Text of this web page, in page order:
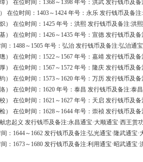
在位时间：1368～1398 年号：洪武 发行钱币及备
位时间：1403～1424 年号：永乐 发行钱币及备注
在位时间：1425 年号：洪熙 发行钱币及备注:洪
在位时间：1426～1435 年号：宣德 发行钱币及备
1488～1505 年号：弘治 发行钱币及备注:弘治通宝
在位时间：1522～1567 年号：嘉靖 发行钱币及备
在位时间：1567～1572 年号：隆庆 发行钱币及备
在位时间：1573～1620 年号：万历 发行钱币及备
在位时间：1620 年号：泰昌 发行钱币及备注:泰
在位时间：1621～1627 年号：天启 发行钱币及备
在位时间：1628～1644 年号：崇祯 发行钱币及备
起义 发行钱币及备注:永昌通宝·大顺通宝·西王赏
1644～1662 发行钱币及备注:弘光通宝·隆武通宝·
1673～1680 发行钱币及备注:利用通宝·昭武通宝·